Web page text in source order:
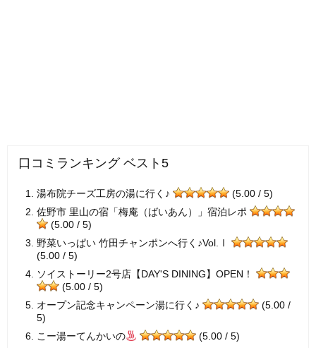
口コミランキング ベスト5
湯布院チーズ工房の湯に行く♪
(5.00 / 5)
佐野市 里山の宿「梅庵（ばいあん）」宿泊レポ
(5.00 / 5)
野菜いっぱい 竹田チャンポンへ行く♪Vol.Ⅰ
(5.00 / 5)
ソイストーリー2号店【DAY'S DINING】OPEN！
(5.00 / 5)
オープン記念キャンペーン湯に行く♪
(5.00 /
5)
こー湯ーてんかいの
(5.00 / 5)